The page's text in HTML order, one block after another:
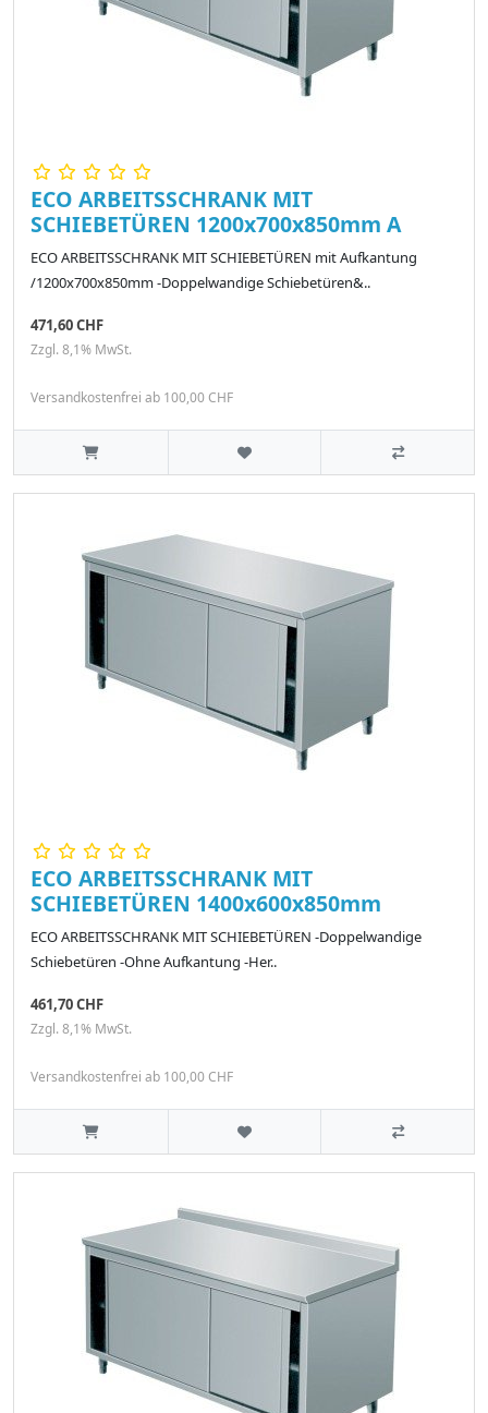
ECO ARBEITSSCHRANK MIT
SCHIEBETÜREN 1200x700x850mm A
ECO ARBEITSSCHRANK MIT SCHIEBETÜREN mit Aufkantung
/1200x700x850mm -Doppelwandige Schiebetüren&..
471,60 CHF
Zzgl. 8,1% MwSt.
Versandkostenfrei ab 100,00 CHF
ECO ARBEITSSCHRANK MIT
SCHIEBETÜREN 1400x600x850mm
ECO ARBEITSSCHRANK MIT SCHIEBETÜREN -Doppelwandige
Schiebetüren -Ohne Aufkantung -Her..
461,70 CHF
Zzgl. 8,1% MwSt.
Versandkostenfrei ab 100,00 CHF